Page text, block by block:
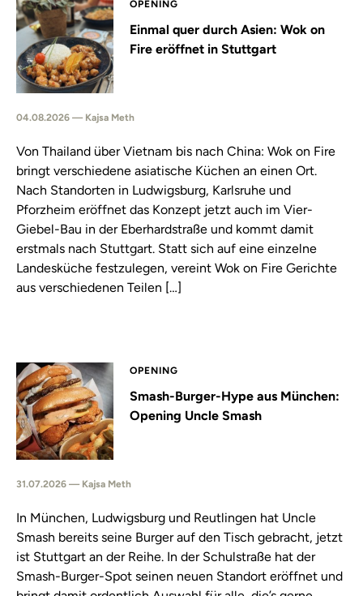
OPENING
Einmal quer durch Asien: Wok on
Fire eröffnet in Stuttgart
04.08.2026 — Kajsa Meth
Von Thailand über Vietnam bis nach China: Wok on Fire
bringt verschiedene asiatische Küchen an einen Ort.
Nach Standorten in Ludwigsburg, Karlsruhe und
Pforzheim eröffnet das Konzept jetzt auch im Vier-
Giebel-Bau in der Eberhardstraße und kommt damit
erstmals nach Stuttgart. Statt sich auf eine einzelne
Landesküche festzulegen, vereint Wok on Fire Gerichte
aus verschiedenen Teilen […]
OPENING
Smash-Burger-Hype aus München:
Opening Uncle Smash
31.07.2026 — Kajsa Meth
In München, Ludwigsburg und Reutlingen hat Uncle
Smash bereits seine Burger auf den Tisch gebracht, jetzt
ist Stuttgart an der Reihe. In der Schulstraße hat der
Smash-Burger-Spot seinen neuen Standort eröffnet und